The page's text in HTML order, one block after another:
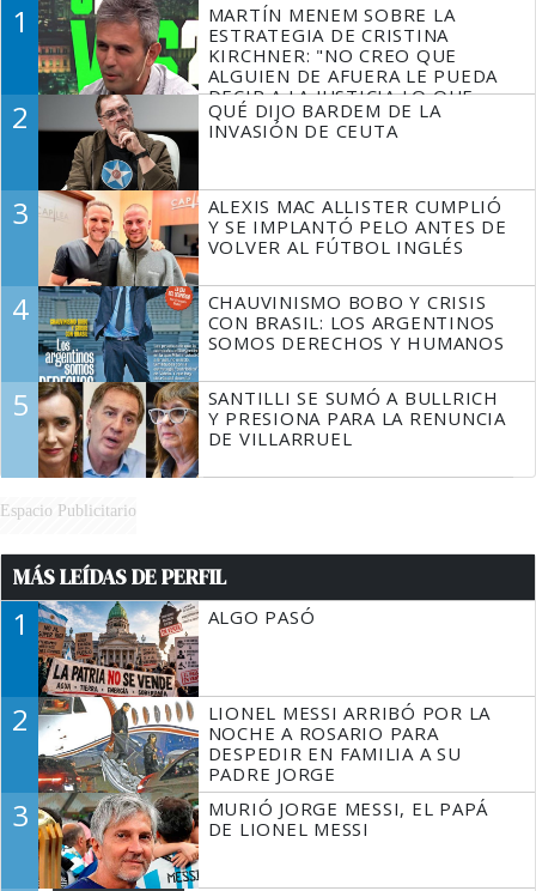
1
MARTÍN MENEM SOBRE LA
ESTRATEGIA DE CRISTINA
KIRCHNER: "NO CREO QUE
ALGUIEN DE AFUERA LE PUEDA
DECIR A LA JUSTICIA LO QUE
TIENE QUE HACER"
2
QUÉ DIJO BARDEM DE LA
INVASIÓN DE CEUTA
3
ALEXIS MAC ALLISTER CUMPLIÓ
Y SE IMPLANTÓ PELO ANTES DE
VOLVER AL FÚTBOL INGLÉS
4
CHAUVINISMO BOBO Y CRISIS
CON BRASIL: LOS ARGENTINOS
SOMOS DERECHOS Y HUMANOS
5
SANTILLI SE SUMÓ A BULLRICH
Y PRESIONA PARA LA RENUNCIA
DE VILLARRUEL
Espacio Publicitario
MÁS LEÍDAS DE PERFIL
1 ALGO PASÓ
2
LIONEL MESSI ARRIBÓ POR LA
NOCHE A ROSARIO PARA
DESPEDIR EN FAMILIA A SU
PADRE JORGE
3
MURIÓ JORGE MESSI, EL PAPÁ
DE LIONEL MESSI